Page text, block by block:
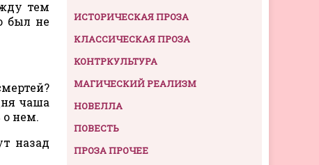
тем
был не
чаша
о нем.
назад
ИСТОРИЧЕСКАЯ ПРОЗА
КЛАССИЧЕСКАЯ ПРОЗА
КОНТРКУЛЬТУРА
МАГИЧЕСКИЙ РЕАЛИЗМ
НОВЕЛЛА
ПОВЕСТЬ
ПРОЗА ПРОЧЕЕ